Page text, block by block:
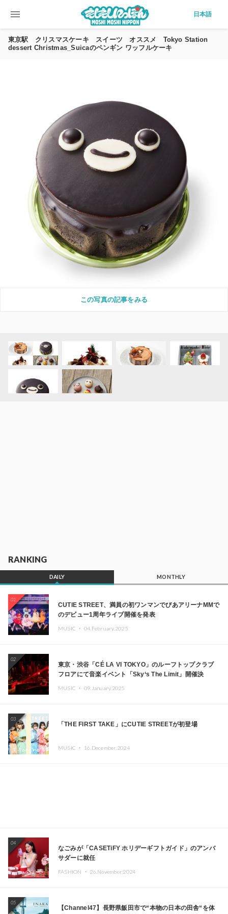
menu 日本語
東京駅 クリスマスケーキ スイーツ オススメ Tokyo Station
dessert Christmas_Suicaのペンギン ワッフルケーキ
この写真の記事をみる
RANKING
DAILY MONTHLY
01
CUTIE STREET、満員の初ワンマンでぴあアリーナMMで
のデビュー1周年ライブ開催を発表
MUSIC ・ 04.February.2025
02
東京・渋谷「CÉ LA VI TOKYO」のルーフトップクラブ
フロアにて音楽イベント「Sky‘s The Limit」開催決
MUSIC ・ 09.January.2025
03
「THE FIRST TAKE」にCUTIE STREETが初登場
MUSIC ・ 16.December.2024
04
なごみが「CASETiFY ホリデーギフトガイド」のアンバ
サダーに就任
FASHION ・ 26.November.2024
05
【Channel47】長野県飯田市で“本物の日本の田舎“を体